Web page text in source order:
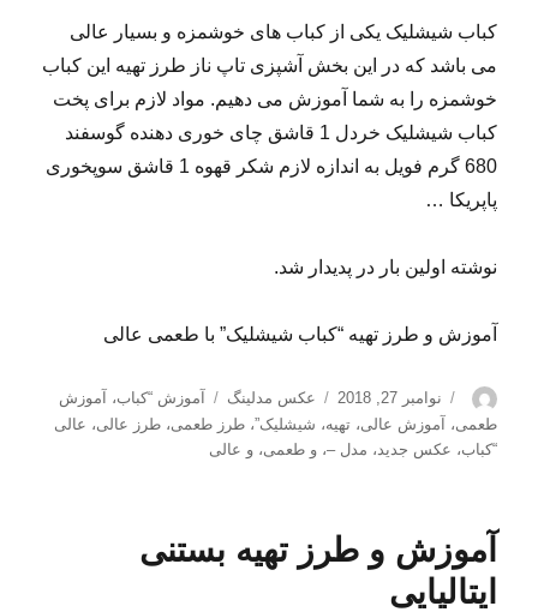
کباب شیشلیک یکی از کباب های خوشمزه و بسیار عالی
می باشد که در این بخش آشپزی تاپ ناز طرز تهیه این کباب
خوشمزه را به شما آموزش می دهیم. مواد لازم برای پخت
کباب شیشلیک خردل 1 قاشق چای خوری دهنده گوسفند
680 گرم فویل به اندازه لازم شکر قهوه 1 قاشق سوپخوری
پاپریکا …
نوشته اولین بار در پدیدار شد.
آموزش و طرز تهیه “کباب شیشلیک” با طعمی عالی
نویسنده
ارسال
شده
در
نوامبر 27, 2018 دسته‌ها
عکس مدلینگ برچسب‌ها
آموزش “کباب،
آموزش
طعمی، آموزش عالی،تهیه، شیشلیک”،طرز طعمی،طرز عالی، عالی
“کباب، عکس جدید ، مدل –،و طعمی،و عالی
آموزش و طرز تهیه بستنی
ایتالیایی